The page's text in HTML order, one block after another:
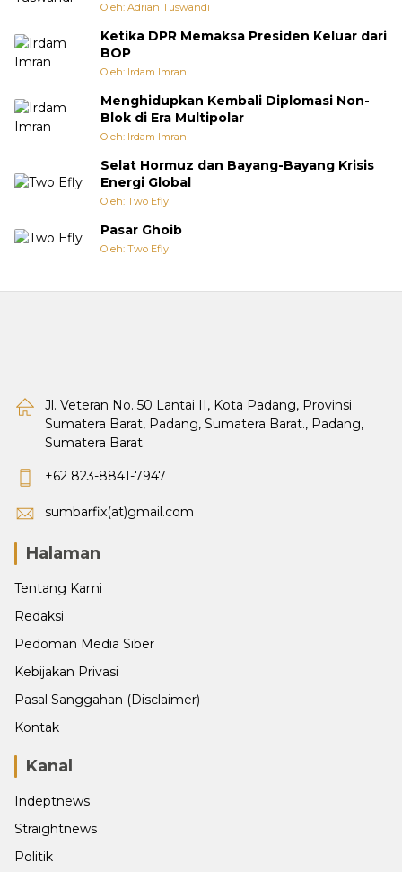
Oleh: Adrian Tuswandi
Ketika DPR Memaksa Presiden Keluar dari
BOP
Oleh: Irdam Imran
Menghidupkan Kembali Diplomasi Non-
Blok di Era Multipolar
Oleh: Irdam Imran
Selat Hormuz dan Bayang-Bayang Krisis
Energi Global
Oleh: Two Efly
Pasar Ghoib
Oleh: Two Efly
Jl. Veteran No. 50 Lantai II, Kota Padang, Provinsi
Sumatera Barat, Padang, Sumatera Barat., Padang,
Sumatera Barat.
+62 823-8841-7947
sumbarfix(at)gmail.com
Halaman
Tentang Kami
Redaksi
Pedoman Media Siber
Kebijakan Privasi
Pasal Sanggahan (Disclaimer)
Kontak
Kanal
Indeptnews
Straightnews
Politik